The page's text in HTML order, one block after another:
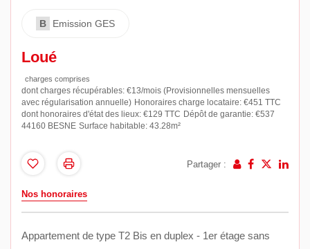
B Emission GES
Loué
charges comprises
dont charges récupérables: €13/mois (Provisionnelles mensuelles
avec régularisation annuelle) Honoraires charge locataire: €451 TTC
dont honoraires d'état des lieux: €129 TTC Dépôt de garantie: €537
44160 BESNE Surface habitable: 43.28m²
Partager :
Nos honoraires
Appartement de type T2 Bis en duplex - 1er étage sans